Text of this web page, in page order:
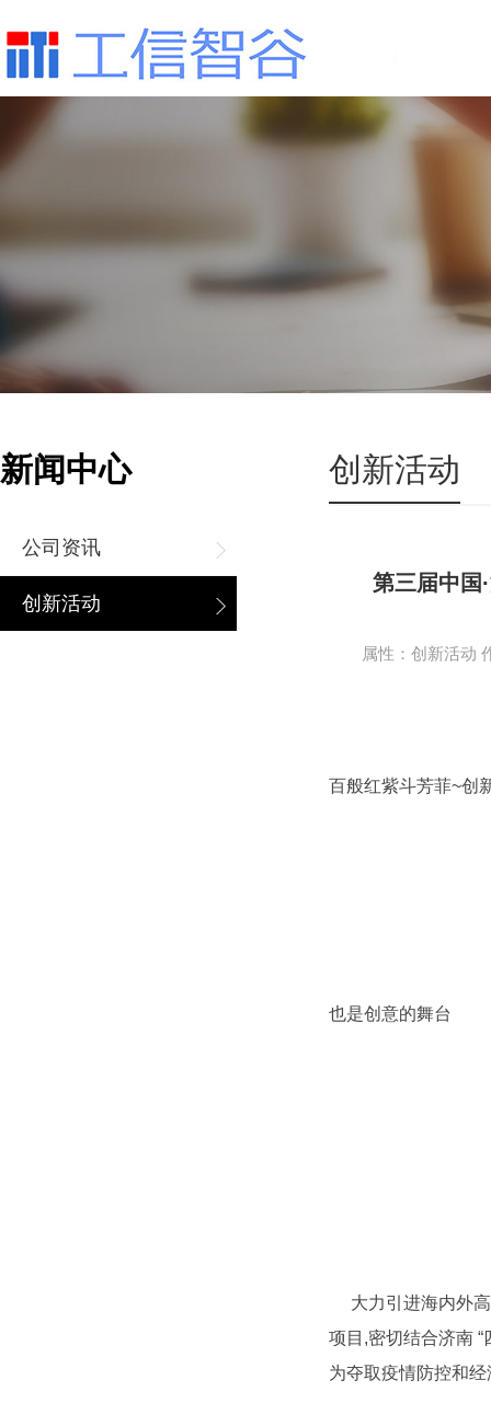
新闻中心
公司资讯
创新活动
创新活动
第三届中国
属性：创新活动
百般红紫斗芳菲~创
也是创意的舞台
大力引进海内外
项目 ,密切结合济南 “
为夺取疫情防控和